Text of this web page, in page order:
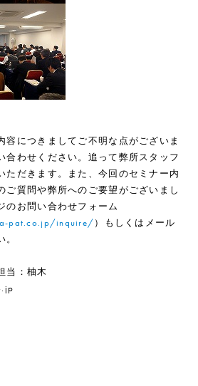
容につきましてご不明な点がございま
合わせください。追って弊所スタッフ
ただきます。また、今回のセミナー内
ご質問や弊所へのご要望がございまし
のお問い合わせフォーム
pat.co.jp/inquire/）もしくはメール
当：柚木